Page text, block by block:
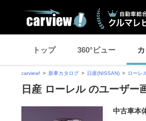
トップ 360°ビュー
carview! 新車カタログ 日産(NISSAN) ローレ
日産 ローレル のユーザー
中古車本